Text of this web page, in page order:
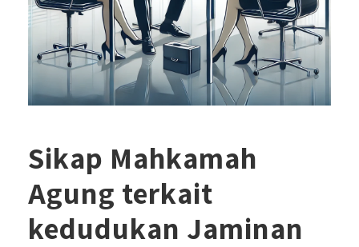
Sikap Mahkamah
Agung terkait
kedudukan Jaminan